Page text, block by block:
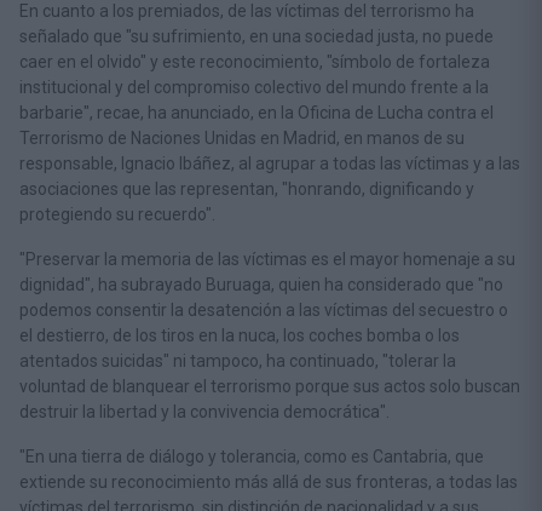
En cuanto a los premiados, de las víctimas del terrorismo ha
señalado que "su sufrimiento, en una sociedad justa, no puede
caer en el olvido" y este reconocimiento, "símbolo de fortaleza
institucional y del compromiso colectivo del mundo frente a la
barbarie", recae, ha anunciado, en la Oficina de Lucha contra el
Terrorismo de Naciones Unidas en Madrid, en manos de su
responsable, Ignacio Ibáñez, al agrupar a todas las víctimas y a las
asociaciones que las representan, "honrando, dignificando y
protegiendo su recuerdo".
"Preservar la memoria de las víctimas es el mayor homenaje a su
dignidad", ha subrayado Buruaga, quien ha considerado que "no
podemos consentir la desatención a las víctimas del secuestro o
el destierro, de los tiros en la nuca, los coches bomba o los
atentados suicidas" ni tampoco, ha continuado, "tolerar la
voluntad de blanquear el terrorismo porque sus actos solo buscan
destruir la libertad y la convivencia democrática".
"En una tierra de diálogo y tolerancia, como es Cantabria, que
extiende su reconocimiento más allá de sus fronteras, a todas las